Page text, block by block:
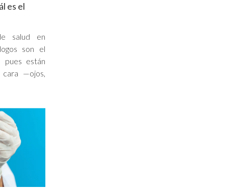
es el
salud en
son el
pues están
cara —ojos,